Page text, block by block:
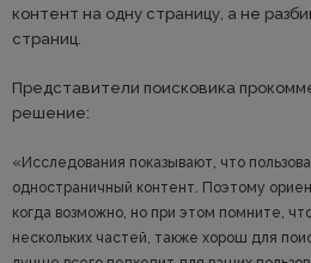
контент на одну страницу, а не
страниц.
Представители поисковика
решение:
«Исследования показывают, что
одностраничный контент. Поэтому
когда возможно, но при этом помните,
нескольких частей, также хорош для